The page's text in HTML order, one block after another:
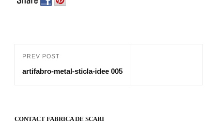
Post
navigation
Previous
Post
PREV POST
artifabro-metal-sticla-idee 005
CONTACT FABRICA DE SCARI